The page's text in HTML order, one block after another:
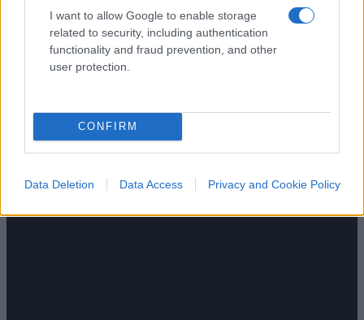
I want to allow Google to enable storage
related to security, including authentication
functionality and fraud prevention, and other
user protection.
CONFIRM
Data Deletion Data Access Privacy and Cookie Policy
canali YouTube. Ospite Leonardo Facco
Atlantico Quotidiano
6 Agosto 2026, 15:52